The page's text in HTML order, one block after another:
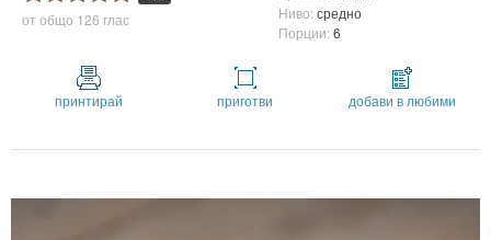
от общо 126 глас
Ниво:средно
Порции:6
принтирай приготви добави в любими